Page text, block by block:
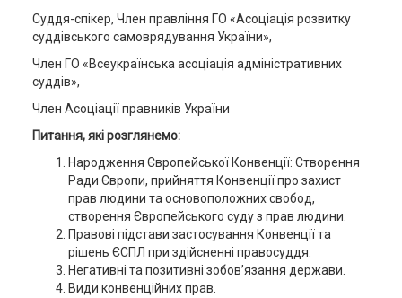
Суддя-спікер, Член правління ГО «Асоціація розвитку
суддівського самоврядування України»,
Член ГО «Всеукраїнська асоціація адміністративних
суддів»,
Член Асоціації правників України
Питання, які розглянемо:
Народження Європейської Конвенції: Створення
Ради Європи, прийняття Конвенції про захист
прав людини та основоположних свобод,
створення Європейського суду з прав людини.
Правові підстави застосування Конвенції та
рішень ЄСПЛ при здійсненні правосуддя.
Негативні та позитивні зобов’язання держави.
Види конвенційних прав.